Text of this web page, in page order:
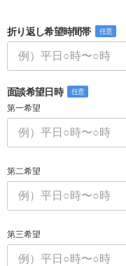
折り返し希望時間帯 任意
面談希望日時 任意
第一希望
第二希望
第三希望